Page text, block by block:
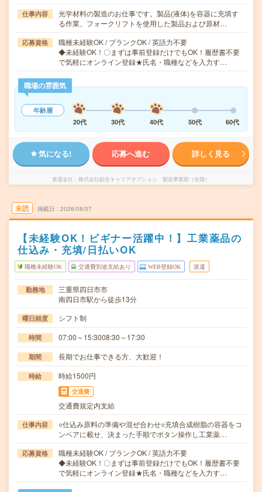
仕事内容
光学材料の製造のお仕事です。製品(液体)を容器に充填す
る作業、フォークリフトを使用した製品および原材…
応募資格
職種未経験OK / ブランクOK / 英語力不要
◆未経験OK！〇まずは事前登録だけでもOK！履歴書不要
で気軽にオンライン登録★氏名・職種などを入力す…
職場の雰囲気
年齢層
20代
30代 40代 50代 60代
気になる! 応募へ進む 詳しく見る
派遣会社 株式会社綜合キャリアオプション 製造事業部（全国）
未読 掲載日 2026/08/07
【未経験OK！ビギナー活躍中！】工業薬品の
仕込み・充填/日払いOK
職種未経験OK 交通費別途支給あり WEB登録OK 派遣
勤務地
三重県四日市市
南四日市駅から徒歩13分
曜日頻度 シフト制
時間 07:00～15:3008:30～17:30
期間 長期でお仕事できる方、大歓迎！
時給 時給1500円
交通費
交通費規定内支給
仕事内容
○仕込み原料の準備や混ぜ合わせ○充填合成樹脂の容器をコ
ンベアに載せ、決まった手順でボタン操作し工業薬…
応募資格
職種未経験OK / ブランクOK / 英語力不要
◆未経験OK！〇まずは事前登録だけでもOK！履歴書不要
で気軽にオンライン登録★氏名・職種などを入力す…